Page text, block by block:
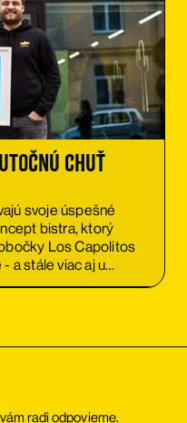
chuť
svoje úspešné
bistra, ktorý
Los Capolitos
a stále viac aj u
radi odpovieme.